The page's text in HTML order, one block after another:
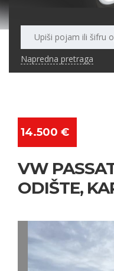
Napredna pretraga
14.500 €
VW
ODIŠTE,